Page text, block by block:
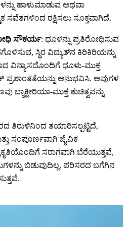
ಹಾಳುಮಾಡುವ ಅಥವಾ
ಸವೆತಗಳಿಂದ ರಕ್ಷಿಸಲು ಸೂಕ್ತವಾಗಿದೆ.
ಸೌಕರ್ಯ: ಧೂಳನ್ನು ಪ್ರತಿರೋಧಿಸುವ
ಸ್ಥಿರ ವಿದ್ಯುತ್‌ನ ಕಿರಿಕಿರಿಯನ್ನು
ವಿನ್ಯಾಸದೊಂದಿಗೆ ಧೂಳು-ಮುಕ್ತ
ಪ್ರಶಾಂತತೆಯನ್ನು ಅನುಭವಿಸಿ. ಅವುಗಳ
ಬ್ಯಾಕ್ಟೀರಿಯಾ-ಮುಕ್ತ ಶುಚಿತ್ವವನ್ನು
ತಿರುಳಿನಿಂದ ತಯಾರಿಸಲ್ಪಟ್ಟಿದೆ,
ಸಂಪೂರ್ಣವಾಗಿ ಜೈವಿಕ
ಸರಾಗವಾಗಿ ಬೆರೆಯುತ್ತವೆ,
ಬಿಡುವುದಿಲ್ಲ, ಪರಿಸರದ ಬಗೆಗಿನ